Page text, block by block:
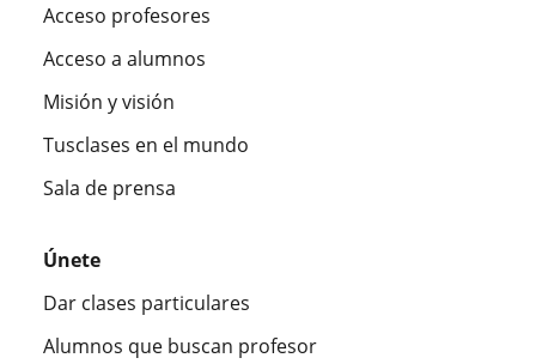
Acceso profesores
Acceso a alumnos
Misión y visión
Tusclases en el mundo
Sala de prensa
Únete
Dar clases particulares
Alumnos que buscan profesor